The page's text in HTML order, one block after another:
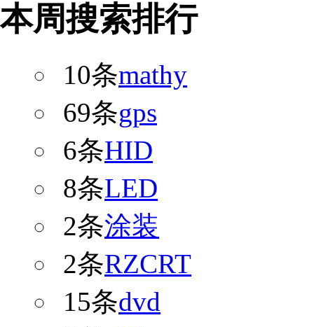
本周搜索排行
10条mathy
69条gps
6条HID
8条LED
2条涂装
2条RZCRT
15条dvd